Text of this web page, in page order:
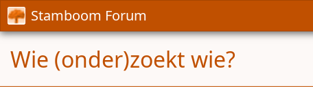
Stamboom Forum
Wie (onder)zoekt wie?